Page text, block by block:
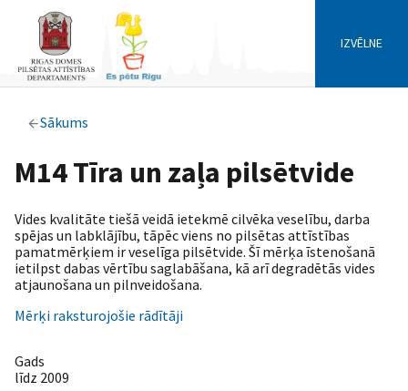
IZVĒLNE
Sākums
M14 Tīra un zaļa pilsētvide
Vides kvalitāte tiešā veidā ietekmē cilvēka veselību, darba
spējas un labklājību, tāpēc viens no pilsētas attīstības
pamatmērķiem ir veselīga pilsētvide. Šī mērķa īstenošanā
ietilpst dabas vērtību saglabāšana, kā arī degradētās vides
atjaunošana un pilnveidošana.
Mērķi raksturojošie rādītāji
Gads
līdz 2009